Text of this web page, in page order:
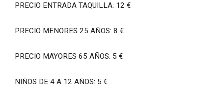
PRECIO ENTRADA TAQUILLA: 12 €
PRECIO MENORES 25 AÑOS: 8 €
PRECIO MAYORES 65 AÑOS: 5 €
NIÑOS DE 4 A 12 AÑOS: 5 €